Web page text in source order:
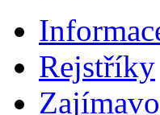
Rejstříky